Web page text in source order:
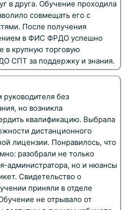
в друга. Обучение проходила
совмещать его с
После получения
в ФИС ФРДО успешно
в крупную торговую
СПТ за поддержку и знания.
без
но возникла
квалификацию. Выбрала
дистанционного
лицензии. Понравилось, что
разобрали не только
администратора, но и нюансы
Свидетельство о
приняли в отделе
не отрывало от